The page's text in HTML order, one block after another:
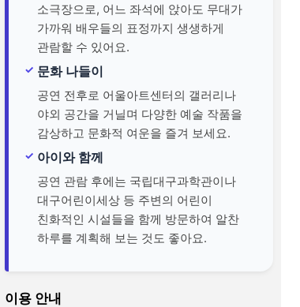
소극장으로, 어느 좌석에 앉아도 무대가
가까워 배우들의 표정까지 생생하게
관람할 수 있어요.
문화 나들이
공연 전후로 어울아트센터의 갤러리나
야외 공간을 거닐며 다양한 예술 작품을
감상하고 문화적 여운을 즐겨 보세요.
아이와 함께
공연 관람 후에는 국립대구과학관이나
대구어린이세상 등 주변의 어린이
친화적인 시설들을 함께 방문하여 알찬
하루를 계획해 보는 것도 좋아요.
이용 안내